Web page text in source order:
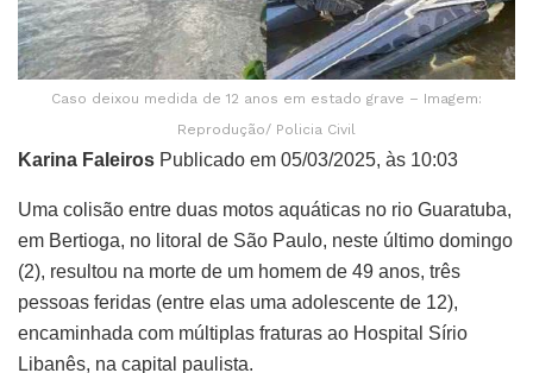
Caso deixou medida de 12 anos em estado grave – Imagem:
Reprodução/ Policia Civil
Karina Faleiros Publicado em 05/03/2025, às 10:03
Uma colisão entre duas motos aquáticas no rio Guaratuba,
em Bertioga, no litoral de São Paulo, neste último domingo
(2), resultou na morte de um homem de 49 anos, três
pessoas feridas (entre elas uma adolescente de 12),
encaminhada com múltiplas fraturas ao Hospital Sírio
Libanês, na capital paulista.